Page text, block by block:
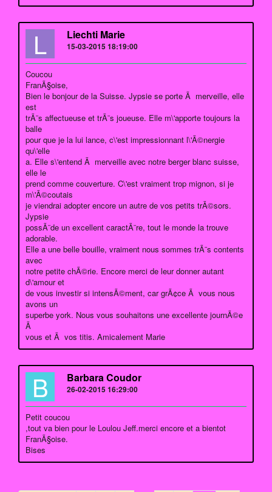
L Liechti Marie
15-03-2015 18:19:00
Coucou
FranÃ§oise,
Bien le bonjour de la Suisse. Jypsie se porte Ã merveille, elle
est
trÃ¨s affectueuse et trÃ¨s joueuse. Elle m\'apporte toujours la
balle
pour que je la lui lance, c\'est impressionnant l\'Ã©nergie
qu\'elle
a. Elle s\'entend Ã merveille avec notre berger blanc suisse,
elle le
prend comme couverture. C\'est vraiment trop mignon, si je
m\'Ã©coutais
je viendrai adopter encore un autre de vos petits trÃ©sors.
Jypsie
possÃ¨de un excellent caractÃ¨re, tout le monde la trouve
adorable.
Elle a une belle bouille, vraiment nous sommes trÃ¨s contents
avec
notre petite chÃ©rie. Encore merci de leur donner autant
d\'amour et
de vous investir si intensÃ©ment, car grÃ¢ce Ã vous nous
avons un
superbe york. Nous vous souhaitons une excellente journÃ©e
Ã
vous et Ã vos titis. Amicalement Marie
B Barbara Coudor
26-02-2015 16:29:00
Petit coucou
,tout va bien pour le Loulou Jeff.merci encore et a bientot
FranÃ§oise.
Bises